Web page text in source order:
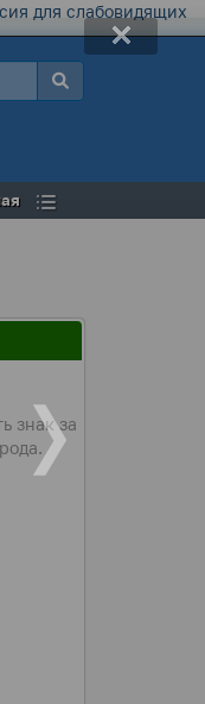
для слабовидящих
знак за